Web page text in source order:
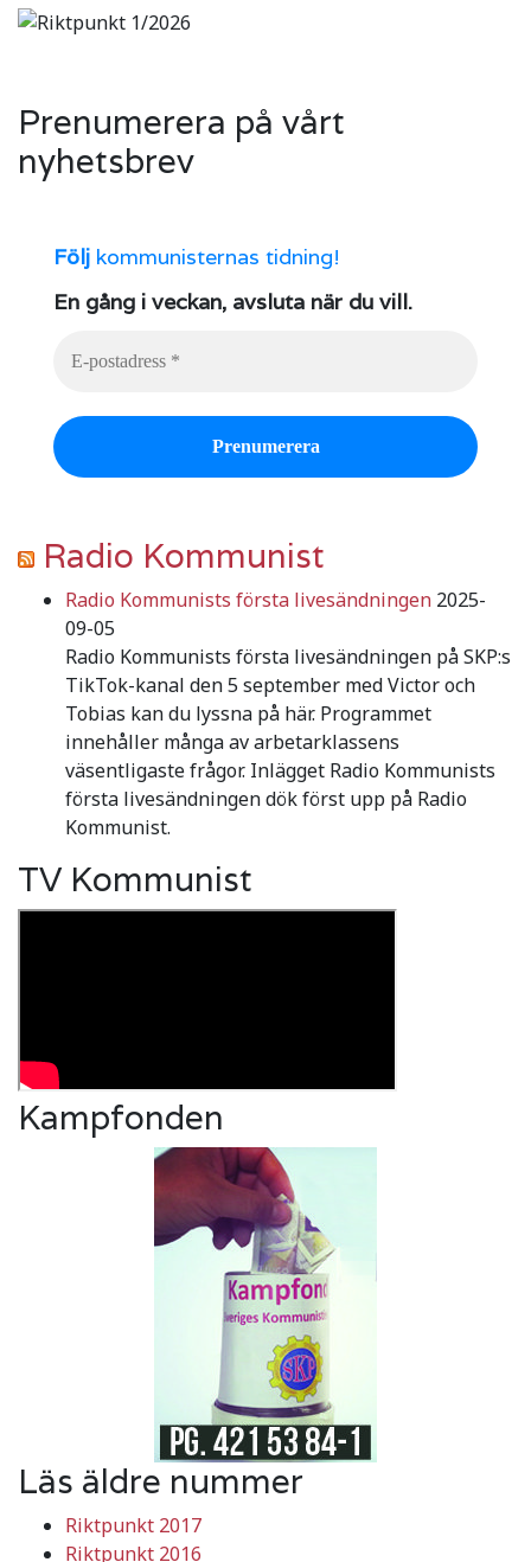
Prenumerera på vårt
nyhetsbrev
Följ kommunisternas tidning!
En gång i veckan, avsluta när du vill.
Radio Kommunist
Radio Kommunists första livesändningen 2025-
09-05
Radio Kommunists första livesändningen på SKP:s
TikTok-kanal den 5 september med Victor och
Tobias kan du lyssna på här. Programmet
innehåller många av arbetarklassens
väsentligaste frågor. Inlägget Radio Kommunists
första livesändningen dök först upp på Radio
Kommunist.
TV Kommunist
Kampfonden
Läs äldre nummer
Riktpunkt 2017
Riktpunkt 2016